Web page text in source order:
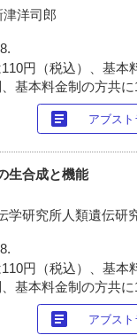
洋司郎
円（税込）、基本
基本料金制の方共に
article アブス
生合成と機能
学研究所人類遺伝
円（税込）、基本
基本料金制の方共に
article アブス